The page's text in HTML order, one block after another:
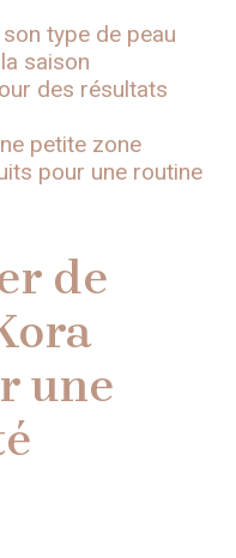
type de peau
saison
des résultats
petite zone
pour une routine
de
une